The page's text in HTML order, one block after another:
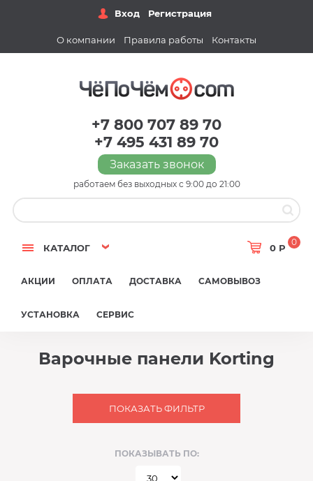
Вход Регистрация
О компании Правила работы Контакты
+7 800 707 89 70
+7 495 431 89 70
Заказать звонок
работаем без выходных с 9:00 до 21:00
КАТАЛОГ 0 Р
0
АКЦИИ ОПЛАТА ДОСТАВКА САМОВЫВОЗ
УСТАНОВКА СЕРВИС
Варочные панели Korting
ПОКАЗАТЬ ФИЛЬТР
ПОКАЗЫВАТЬ ПО: